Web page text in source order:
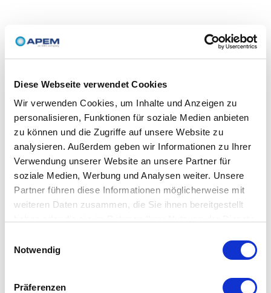
Diese Webseite verwendet Cookies
Wir verwenden Cookies, um Inhalte und Anzeigen zu
personalisieren, Funktionen für soziale Medien anbieten
zu können und die Zugriffe auf unsere Website zu
analysieren. Außerdem geben wir Informationen zu Ihrer
Verwendung unserer Website an unsere Partner für
soziale Medien, Werbung und Analysen weiter. Unsere
Partner führen diese Informationen möglicherweise mit
weiteren Daten zusammen, die Sie ihnen bereitgestellt
Notwendig
Präferenzen